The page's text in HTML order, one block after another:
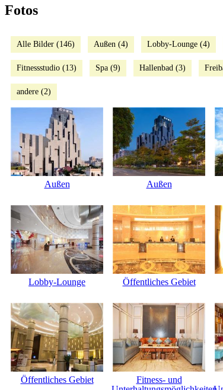
Fotos
Alle Bilder (146) Außen (4) Lobby-Lounge (4)
Fitnessstudio (13) Spa (9) Hallenbad (3)
andere (2)
Außen Außen
Lobby-Lounge Öffentliches Gebiet
Öffentliches Gebiet
Fitness- und